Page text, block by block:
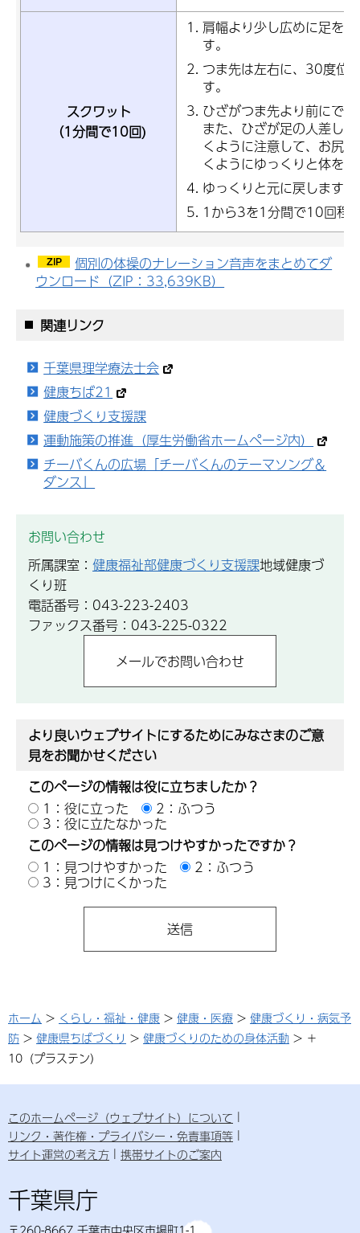
スクワット
（1分間で10回)
肩幅より少し広めに足を
す。
つま先は左右に、30度位
す。
ひざがつま先より前にで
また、ひざが足の人差し
くように注意して、お尻
くようにゆっくりと体を
ゆっくりと元に戻します
1から3を1分間で10回程
個別の体操のナレーション音声をまとめてダ
ウンロード（ZIP：33,639KB）
関連リンク
千葉県理学療法士会
健康ちば21
健康づくり支援課
運動施策の推進（厚生労働省ホームページ内）
チーバくんの広場「チーバくんのテーマソング＆
ダンス」
お問い合わせ
所属課室： 健康福祉部健康づくり支援課地域健康づ
くり班
電話番号：043-223-2403
ファックス番号：043-225-0322
より良いウェブサイトにするためにみなさまのご意
見をお聞かせください
このページの情報は役に立ちましたか？
1：役に立った
2：ふつう
3：役に立たなかった
このページの情報は見つけやすかったですか？
1：見つけやすかった
2：ふつう
3：見つけにくかった
ホーム > くらし・福祉・健康 > 健康・医療 > 健康づくり・病気予
防 > 健康県ちばづくり > 健康づくりのための身体活動 > ＋
10（プラステン）
このホームページ（ウェブサイト）について
リンク・著作権・プライバシー・免責事項等
サイト運営の考え方
携帯サイトのご案内
千葉県庁